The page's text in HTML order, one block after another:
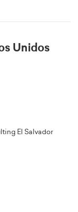
Unidos
El Salvador